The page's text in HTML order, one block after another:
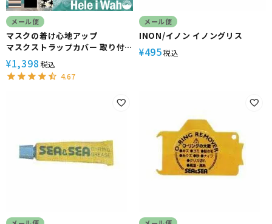
メール便
マスクの着け心地アップ
マスクストラップカバー 取り付
け簡単 ベルクロタイプ ５カラー
Hele i Waho/ヘレイワホ
¥1,398 税込
4.67
メール便
INON/イノン イノングリス
¥495税込